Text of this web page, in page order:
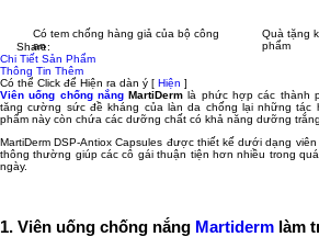
Có tem chống hàng giả của bộ công
an
Quà tặng
phẩm
Share:
Chi Tiết Sản Phẩm
Thông Tin Thêm
Có thể Click để Hiện ra dàn ý [ Hiện ]
Viên uống chống nắngMartiDerm là phức hợp các thành
tăng cường sức đề kháng của làn da chống lại những
phẩm này còn chứa các dưỡng chất có khả năng dưỡng
MartiDerm DSP-Antiox Capsules được thiết kế dưới dạng
thông thường giúp các cô gái thuận tiện hơn nhiều trong
ngày.
1. Viên uống chống nắng Martiderm làm